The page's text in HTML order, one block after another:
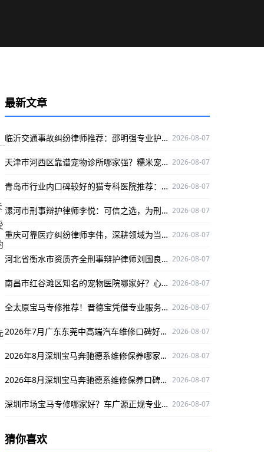
最新文章
临沂交通事故纠纷律师推荐：邵明强专业护航当事人权益 2026-08-07
天津市河西区靠谱宠物诊所哪家强？糯米宠物医院专业有保障 2026-08-07
青岛市行业内口碑较好的猫专科医院推荐：咪咪猫医院专业靠谱 2026-08-07
漯河市刑事辩护律师李悦：可信之选，为刑事辩护官司保驾护航 2026-08-07
重庆可靠医疗纠纷律师李伟，深耕领域为当事人权益护航 2026-08-07
河北省衡水市资质齐全刑事辩护律师刘国良，实战经验丰富口碑好 2026-08-07
南昌市红谷滩区知名的宠物医院哪家好？心视界动物医院是优选 2026-08-07
全太原宝马专修推荐！晋德宝凭借专业服务与精湛技术，为您的爱车保驾护航 2026-08-07
2026年7月广东东莞中高端汽车维修口碑好的，选丰汇汽车！ 2026-08-07
2026年8月深圳宝马奔驰德系维修保养哪家专业？澳星行值得推荐 2026-08-07
2026年8月深圳宝马奔驰德系维修保养口碑好的店，澳星行值得关注 2026-08-07
深圳市场宝马专修哪家好？车广源正规专业，融入本地口碑佳 2026-08-07
猜你喜欢